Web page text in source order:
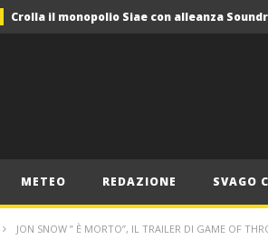
METEO REDAZIONE SVAGO
JON SNOW ” È MORTO”, IL TRAILER DI GAME OF